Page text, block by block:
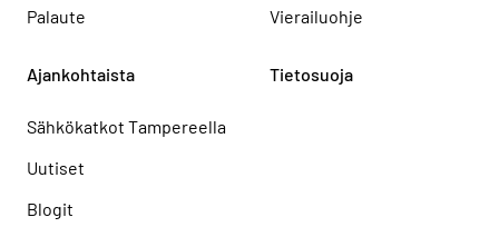
Palaute
Vierailuohje
Ajankohtaista
Sähkökatkot Tampereella
Uutiset
Blogit
Tietosuoja